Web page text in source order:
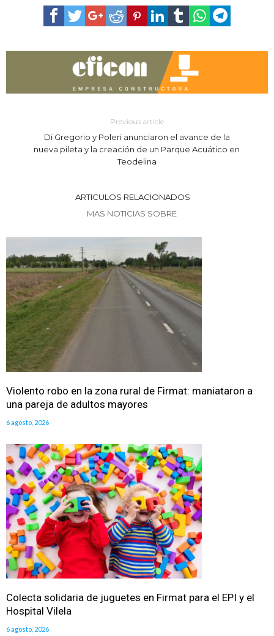
Previous article
Di Gregorio y Poleri anunciaron el avance de la
nueva pileta y la creación de un Parque Acuático en
Teodelina
ARTICULOS RELACIONADOS
MAS NOTICIAS SOBRE
Violento robo en la zona rural de Firmat: maniataron a
una pareja de adultos mayores
6 agosto, 2026
Colecta solidaria de juguetes en Firmat para el EPI y el
Hospital Vilela
6 agosto, 2026